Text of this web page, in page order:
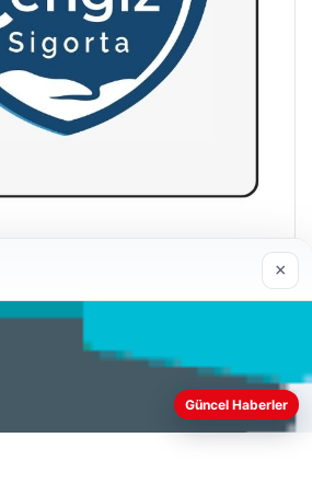
daha iyi anlayabilmek,
ve geliştirmek amacıyla çerezler
×
Güncel Haberler